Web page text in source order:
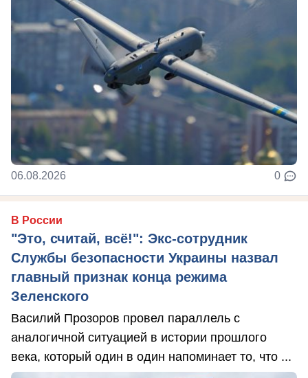
06.08.2026 0
В России
"Это, считай, всё!": Экс-сотрудник
Службы безопасности Украины назвал
главный признак конца режима
Зеленского
Василий Прозоров провел параллель с
аналогичной ситуацией в истории прошлого
века, который один в один напоминает то, что ...